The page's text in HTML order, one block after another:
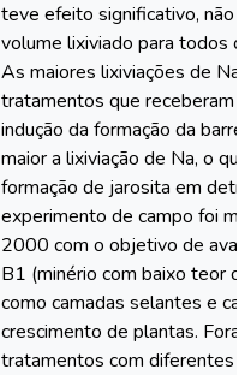
teve efeito significativo, não
volume lixiviado para todos
As maiores lixiviações de Na
tratamentos que receberam
indução da formação da
maior a lixiviação de Na, o
formação de jarosita em
experimento de campo foi
2000 com o objetivo de
B1 (minério com baixo teor
como camadas selantes e
crescimento de plantas.
tratamentos com diferentes